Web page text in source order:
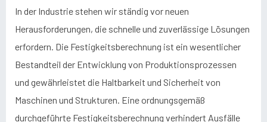
In der Industrie stehen wir ständig vor neuen
Herausforderungen, die schnelle und zuverlässige Lösungen
erfordern. Die Festigkeitsberechnung ist ein wesentlicher
Bestandteil der Entwicklung von Produktionsprozessen
und gewährleistet die Haltbarkeit und Sicherheit von
Maschinen und Strukturen. Eine ordnungsgemäß
durchgeführte Festigkeitsberechnung verhindert Ausfälle